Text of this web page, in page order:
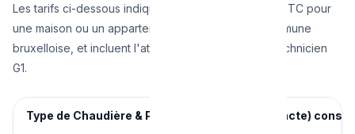
Les tarifs ci-dessous indiquent la somme moyenne TTC pour
une maison ou un appartement standard d'une commune
bruxelloise, et incluent l'attestation légale PEB du technicien
G1.
Type de Chaudière & Prestation Tarif (à l'acte)